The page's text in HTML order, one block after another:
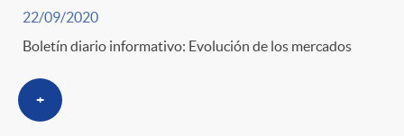
22/09/2020
Boletín diario informativo: Evolución de los mercados
+